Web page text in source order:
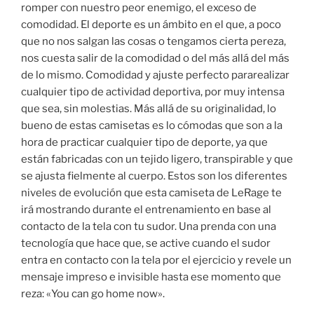
romper con nuestro peor enemigo, el exceso de
comodidad. El deporte es un ámbito en el que, a poco
que no nos salgan las cosas o tengamos cierta pereza,
nos cuesta salir de la comodidad o del más allá del más
de lo mismo. Comodidad y ajuste perfecto pararealizar
cualquier tipo de actividad deportiva, por muy intensa
que sea, sin molestias. Más allá de su originalidad, lo
bueno de estas camisetas es lo cómodas que son a la
hora de practicar cualquier tipo de deporte, ya que
están fabricadas con un tejido ligero, transpirable y que
se ajusta fielmente al cuerpo. Estos son los diferentes
niveles de evolución que esta camiseta de LeRage te
irá mostrando durante el entrenamiento en base al
contacto de la tela con tu sudor. Una prenda con una
tecnología que hace que, se active cuando el sudor
entra en contacto con la tela por el ejercicio y revele un
mensaje impreso e invisible hasta ese momento que
reza: «You can go home now».